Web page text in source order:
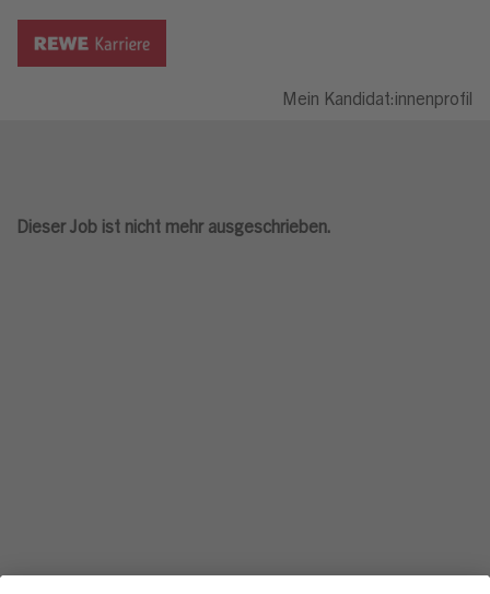
Mein Kandidat:innenprofil
Dieser Job ist nicht mehr ausgeschrieben.